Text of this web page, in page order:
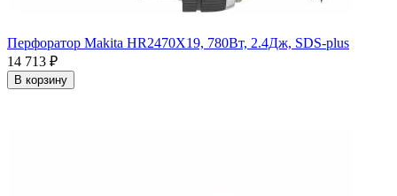
Перфоратор Makita HR2470X19, 780Вт, 2.4Дж, SDS-plus
14 713 ₽
В корзину